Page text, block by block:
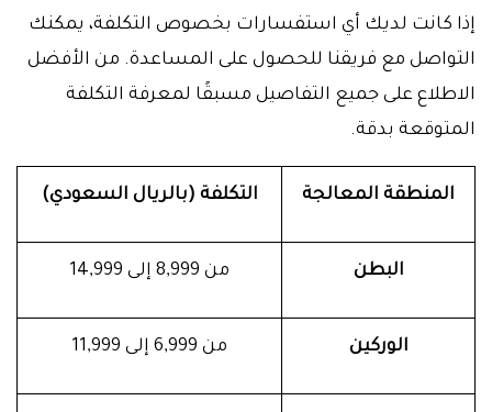
إذا كانت لديك أي استفسارات بخصوص التكلفة، يمكنك
التواصل مع فريقنا للحصول على المساعدة. من الأفضل
الاطلاع على جميع التفاصيل مسبقًا لمعرفة التكلفة
المتوقعة بدقة.
المنطقة المعالجة التكلفة (بالريال السعودي)
البطن من 8,999 إلى 14,999
الوركين من 6,999 إلى 11,999